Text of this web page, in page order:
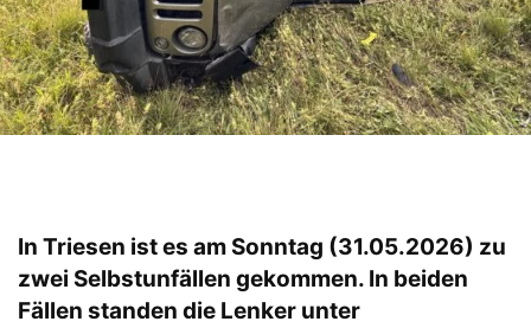
In Triesen ist es am Sonntag (31.05.2026) zu
zwei Selbstunfällen gekommen. In beiden
Fällen standen die Lenker unter